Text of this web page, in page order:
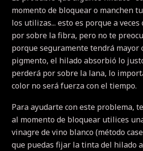
momento de bloquear o manchen
los utilizas... esto es porque a
por sobre la fibra, pero no te
porque seguramente tendrá mayor
pigmento, el hilado absorbió lo
perderá por sobre la lana, lo
color no será fuerza con el tiempo.
Para ayudarte con este problema,
al momento de bloquear utilices
vinagre de vino blanco (método
que puedas fijar la tinta del hilado